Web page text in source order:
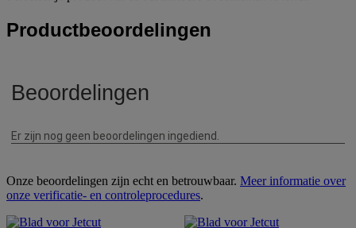
Productbeoordelingen
Onze beoordelingen zijn echt en betrouwbaar. Meer informatie over
onze verificatie- en controleprocedures.